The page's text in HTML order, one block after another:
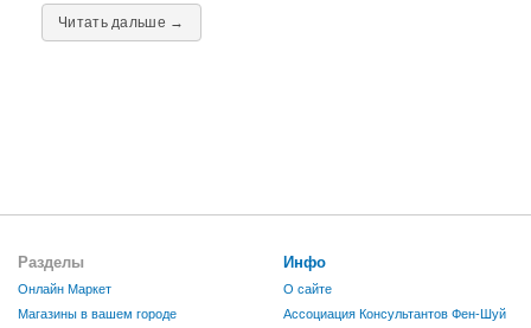
Читать дальше →
Разделы
Онлайн Маркет
Магазины в вашем городе
Инфо
О сайте
Ассоциация Консультантов Фен-Шуй